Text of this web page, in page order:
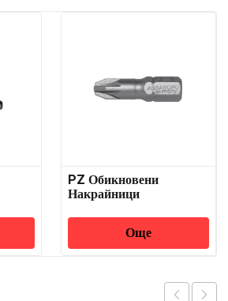
PZ Обикновени
Накрайници
Още